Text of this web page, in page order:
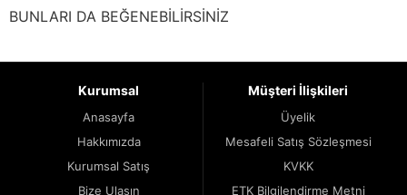
BUNLARI DA BEĞENEBİLİRSİNİZ
Kurumsal
Anasayfa
Hakkımızda
Kurumsal Satış
Bize Ulaşın
Müşteri İlişkileri
Üyelik
Mesafeli Satış Sözleşmesi
KVKK
ETK Bilgilendirme Metni